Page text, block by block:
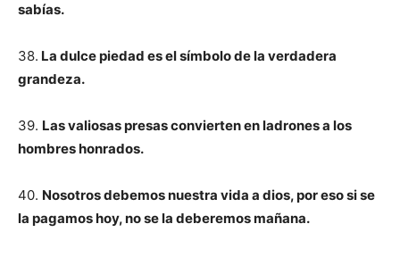
sabías.
38. La dulce piedad es el símbolo de la verdadera
grandeza.
39. Las valiosas presas convierten en ladrones a los
hombres honrados.
40. Nosotros debemos nuestra vida a dios, por eso si se
la pagamos hoy, no se la deberemos mañana.